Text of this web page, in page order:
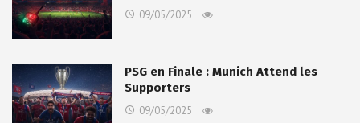
09/05/2025
PSG en Finale : Munich Attend les
Supporters
09/05/2025